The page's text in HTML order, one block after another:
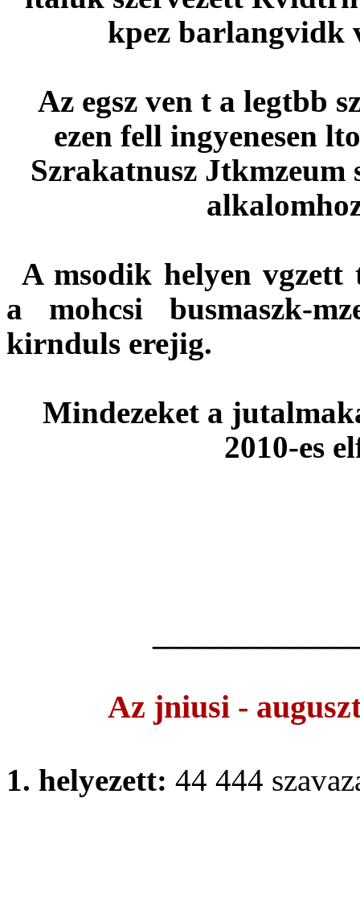
kpez barlangvidk
Az egsz ven t a legtbb
ezen fell ingyenesen
Szrakatnusz Jtkmzeum
A msodik helyen vgzett
a mohcsi busmaszk-
kirnduls erejig.
Mindezeket a
2010-es
Az jniusi -
1. helyezett: 44 444